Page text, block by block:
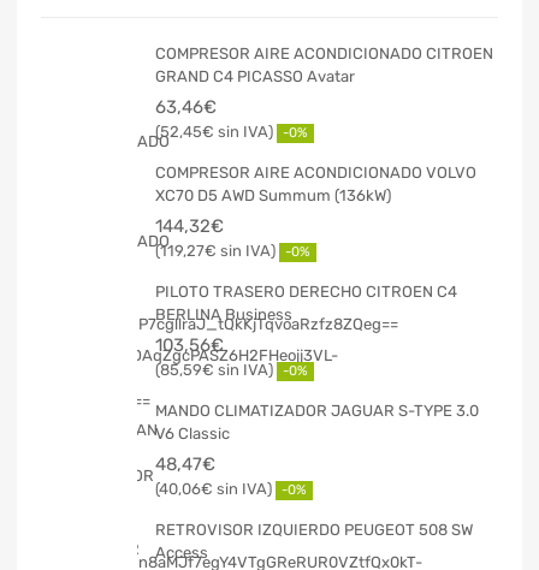
COMPRESOR AIRE ACONDICIONADO CITROEN
GRAND C4 PICASSO Avatar
63,46€
52,45€ -0%
COMPRESOR AIRE ACONDICIONADO VOLVO
XC70 D5 AWD Summum (136kW)
144,32€
119,27€ -0%
PILOTO TRASERO DERECHO CITROEN C4
BERLINA Business
103,56€
85,59€ -0%
MANDO CLIMATIZADOR JAGUAR S-TYPE 3.0
V6 Classic
48,47€
40,06€ -0%
RETROVISOR IZQUIERDO PEUGEOT 508 SW
Access